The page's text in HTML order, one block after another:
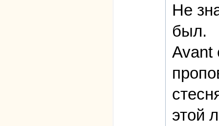
Не
был.
Avant
этой